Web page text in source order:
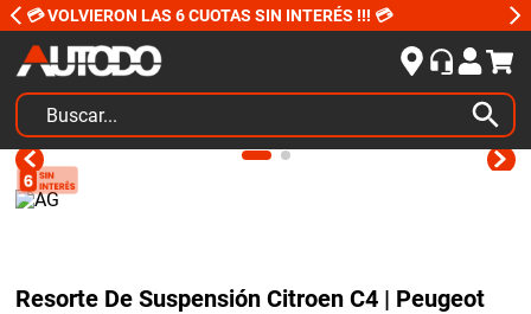
💳 VOLVIERON LAS 6 CUOTAS SIN INTERÉS !!! 💳
Buscar...
Resorte De Suspensión Citroen C4 | Peugeot
TÉRMINOS MÁS BUSCADOS
1.
3.
bujias ngk